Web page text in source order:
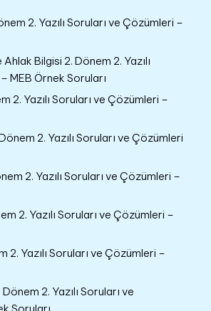
2. Yazılı Soruları ve Çözümleri –
Ahlak Bilgisi 2. Dönem 2. Yazılı
MEB Örnek Soruları
2. Yazılı Soruları ve Çözümleri –
2. Yazılı Soruları ve Çözümleri
2. Yazılı Soruları ve Çözümleri –
2. Yazılı Soruları ve Çözümleri –
2. Yazılı Soruları ve Çözümleri –
2. Yazılı Soruları ve